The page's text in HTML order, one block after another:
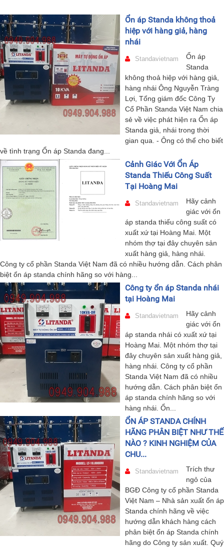
Ổn áp Standa không thoả
hiệp với hàng giả, hàng
nhái
Standavietnam
Ổn áp
Standa
không thoả hiệp với hàng giả,
hàng nhái Ông Nguyễn Tràng
Lợi, Tổng giám đốc Công Ty
Cổ Phần Standa Việt Nam chia
sẻ về việc phát hiện ra Ổn áp
Standa giả, nhái trong thời
gian qua. - Ông có thể cho biết
về tình trạng Ổn áp Standa đang...
Cảnh Giác Với Ổn Áp
Standa Thiếu Công Suất
Tại Hoàng Mai
Standavietnam
Hãy cảnh
giác với ổn
áp standa thiếu công suất có
xuất xứ tại Hoàng Mai. Một
nhóm thợ tại đây chuyên sản
xuất hàng giả, hàng nhái.
Công ty cổ phần Standa Việt Nam đã có nhiều hướng dẫn. Cách phân
biệt ổn áp standa chính hãng so với hàng...
Công ty ổn áp Standa nhái
tại Hoàng Mai
Standavietnam
Hãy cảnh
giác với ổn
áp standa nhái có xuất xứ tại
Hoàng Mai. Một nhóm thợ tại
đây chuyên sản xuất hàng giả,
hàng nhái. Công ty cổ phần
Standa Việt Nam đã có nhiều
hướng dẫn. Cách phân biệt ổn
áp standa chính hãng so với
hàng nhái. Ổn...
ỔN ÁP STANDA CHÍNH
HÃNG PHÂN BIỆT NHƯ THẾ
NÀO ? KINH NGHIỆM CỦA
CHU...
Standavietnam
Trích thư
ngỏ của
BGĐ Công ty cổ phần Standa
Việt Nam – Nhà sản xuất ổn áp
Standa chính hãng về việc
hướng dẫn khách hàng cách
phân biệt ổn áp Standa chính
hãng do Công ty sản xuất. Quý